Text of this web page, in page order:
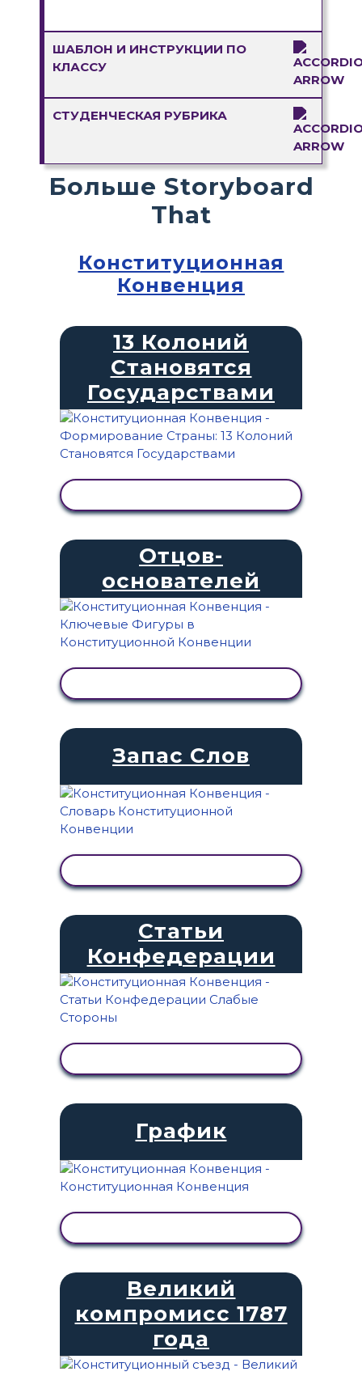
ШАБЛОН И ИНСТРУКЦИИ ПО
КЛАССУ
СТУДЕНЧЕСКАЯ РУБРИКА
Больше Storyboard
That
Конституционная
Конвенция
13 Колоний
Становятся
Государствами
Отцов-
основателей
Запас Слов
Статьи
Конфедерации
График
Великий
компромисс 1787
года